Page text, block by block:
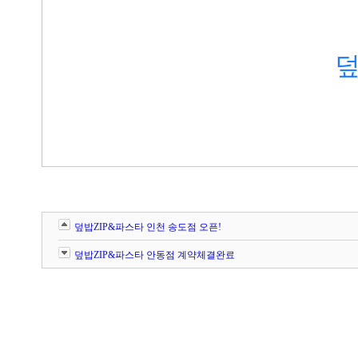
덮밥ZIP&파스타 인천 송도점 오픈!
덮밥ZIP&파스타 안동점 계약체결완료